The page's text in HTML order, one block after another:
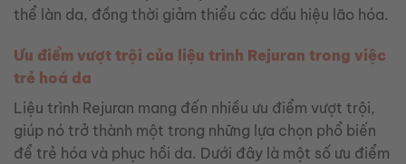
thể làn da, đồng thời giảm thiểu các dấu hiệu lão hóa.
Ưu điểm vượt trội của liệu trình Rejuran trong việc
trẻ hoá da
Liệu trình Rejuran mang đến nhiều ưu điểm vượt trội,
giúp nó trở thành một trong những lựa chọn phổ biến
để trẻ hóa và phục hồi da. Dưới đây là một số ưu điểm